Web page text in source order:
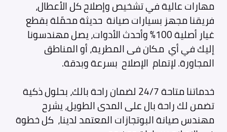
مهارات عالية في تشخيص وإصلاح كل الأعطال،
فريقنا مجهز بسيارات صيانة حديثة محمّلة بقطع
غيار أصلية 100% وأحدث الأدوات، يصل مهندسونا
إليك في أي مكان فى المطرية، أو المناطق
المجاورة. لإتمام الإصلاح بسرعة وبدقة.
خدماتنا متاحة 24/7 لضمان راحة بالك، بحلول ذكية
تضمن لك راحة بال على المدى الطويل، يشرح
مهندس صيانة البوتجازات المعتمد لدينا، كل خطوة